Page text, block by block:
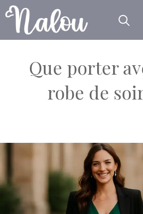
Aller
contenu
Que porter
robe de